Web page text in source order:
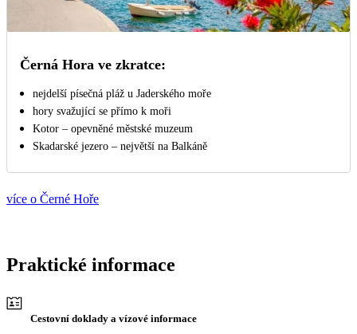
Černá Hora ve zkratce:
nejdelší písečná pláž u Jaderského moře
hory svažující se přímo k moři
Kotor – opevněné městské muzeum
Skadarské jezero – největší na Balkáně
více o Černé Hoře
Praktické informace
Cestovní doklady a vízové informace